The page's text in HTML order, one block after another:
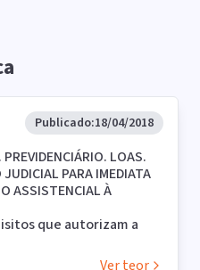
Publicado:18/04/2018
LOAS.
PARA IMEDIATA
ASSISTENCIAL À
que autorizam a
o estudo social
Ver teor